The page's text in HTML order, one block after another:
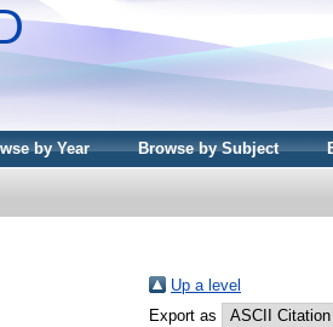
by Year Browse by Subject
Up a level
Export as